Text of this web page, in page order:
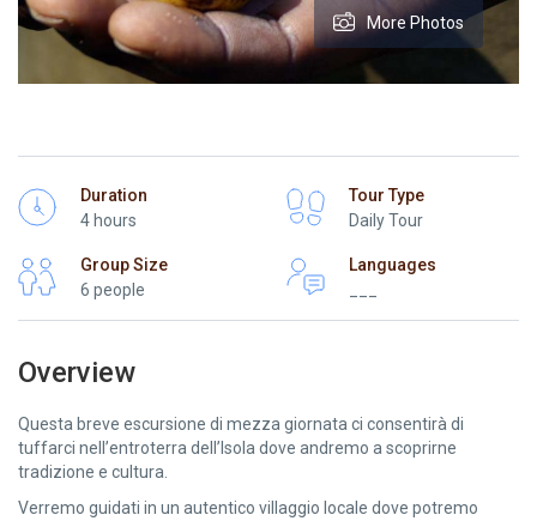
More Photos
Duration
4 hours
Tour Type
Daily Tour
Group Size
6 people
Languages
Overview
Questa breve escursione di mezza giornata ci consentirà di
tuffarci nell’entroterra dell’Isola dove andremo a scoprirne
tradizione e cultura.
Verremo guidati in un autentico villaggio locale dove potremo